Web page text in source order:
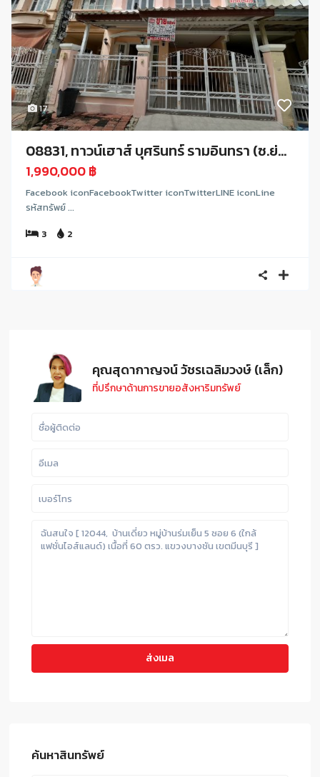
17
08831, ทาวน์เฮาส์ บุศรินทร์ รามอินทรา (ซ.ย่...
1,990,000 ฿
Facebook iconFacebookTwitter iconTwitterLINE iconLine
รหัสทรัพย์ ...
3
2
คุณสุดากาญจน์ วัชรเฉลิมวงษ์ (เล็ก)
ที่ปรึกษาด้านการขายอสังหาริมทรัพย์
ค้นหาสินทรัพย์